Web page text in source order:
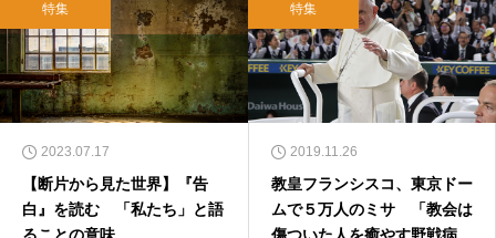
特集
2023.07.17
【断片から見た世界】『告
白』を読む 「私たち」と語
ることの意味
特集
2019.11.26
教皇フランシスコ、東京ドー
ムで５万人のミサ 「教会は
傷ついた人を癒やす野戦病